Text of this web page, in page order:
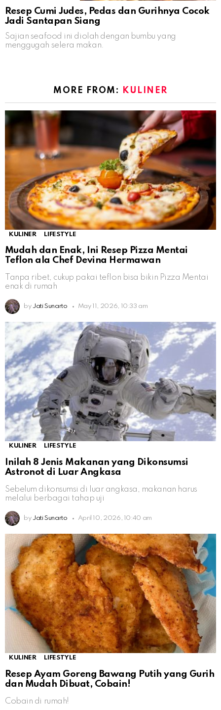
Resep Cumi Judes, Pedas dan Gurihnya Cocok
Jadi Santapan Siang
Sajian seafood ini diolah dengan bumbu yang
menggugah selera makan.
MORE FROM: KULINER
KULINER LIFESTYLE
Mudah dan Enak, Ini Resep Pizza Mentai
Teflon ala Chef Devina Hermawan
Tanpa ribet, cukup pakai teflon bisa bikin Pizza Mentai
enak di rumah
by Jati Sunarto May 11, 2026, 10:33 am
KULINER LIFESTYLE
Inilah 8 Jenis Makanan yang Dikonsumsi
Astronot di Luar Angkasa
Sebelum dikonsumsi di luar angkasa, makanan harus
melalui berbagai tahap uji
by Jati Sunarto April 10, 2026, 10:40 am
KULINER LIFESTYLE
Resep Ayam Goreng Bawang Putih yang Gurih
dan Mudah Dibuat, Cobain!
Cobain di rumah!